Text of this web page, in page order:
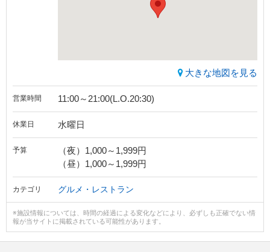
大きな地図を見る
営業時間 11:00～21:00(L.O.20:30)
休業日 水曜日
予算
（夜）1,000～1,999円
（昼）1,000～1,999円
カテゴリ グルメ・レストラン
※施設情報については、時間の経過による変化などにより、必ずしも正確でない情
報が当サイトに掲載されている可能性があります。